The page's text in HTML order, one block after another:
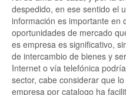
despedido, en ese sentido el
información es importante en
oportunidades de mercado
es empresa es significativo,
de intercambio de bienes y
Internet o vía telefónica
sector, cabe considerar que
empresa por catalogo ha